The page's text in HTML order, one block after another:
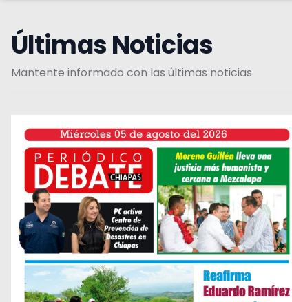
Últimas Noticias
Mantente informado con las últimas noticias